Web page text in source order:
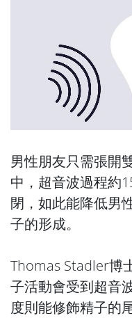
男性朋友只需張開
中，超音波過程約
閉，如此能降低男
子的形成。
Thomas Stadler博
子活動會受到超音
度則能修飾精子的